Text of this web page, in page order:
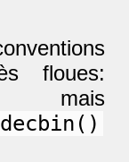
floues:
decbin()